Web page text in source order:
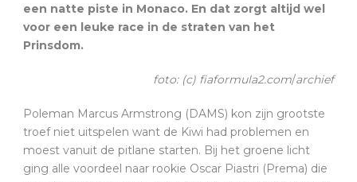
een natte piste in Monaco. En dat zorgt altijd wel
voor een leuke race in de straten van het
Prinsdom.
foto: (c) fiaformula2.com/archief
Poleman Marcus Armstrong (DAMS) kon zijn grootste
troef niet uitspelen want de Kiwi had problemen en
moest vanuit de pitlane starten. Bij het groene licht
ging alle voordeel naar rookie Oscar Piastri (Prema) die